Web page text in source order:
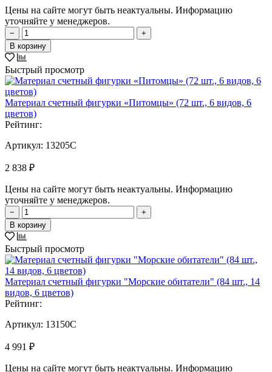
Цены на сайте могут быть неактуальны. Информацию
уточняйте у менеджеров.
−
+
В корзину
Быстрый просмотр
Материал счетный фигурки «Питомцы» (72 шт., 6 видов, 6
цветов)
Рейтинг:
Артикул: 13205C
2 838 ₽
Цены на сайте могут быть неактуальны. Информацию
уточняйте у менеджеров.
−
+
В корзину
Быстрый просмотр
Материал счетный фигурки "Морские обитатели" (84 шт., 14
видов, 6 цветов)
Рейтинг:
Артикул: 13150C
4 991 ₽
Цены на сайте могут быть неактуальны. Информацию